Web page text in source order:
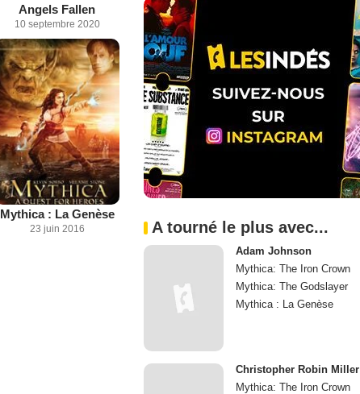
Angels Fallen
10 septembre 2020
Mythica : La Genèse
23 juin 2016 A tourné le plus avec...
Adam Johnson
Mythica: The Iron Crown
Mythica: The Godslayer
Mythica : La Genèse
Christopher Robin Miller
Mythica: The Iron Crown